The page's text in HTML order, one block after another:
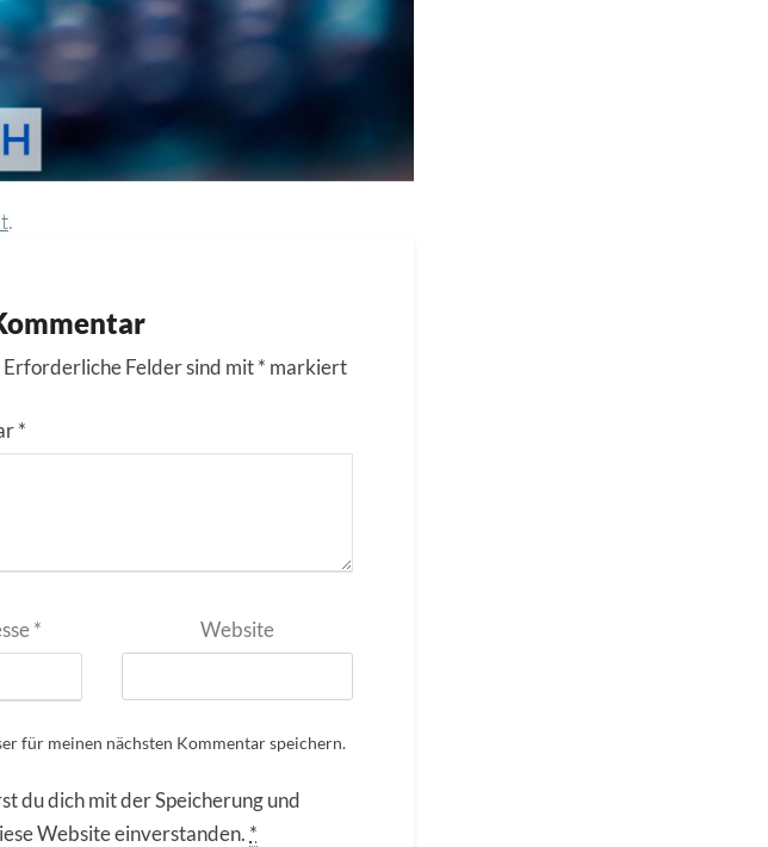
.
Erforderliche Felder sind mit* markiert
*
* Website
für meinen nächsten Kommentar speichern.
du dich mit der Speicherung und
Website einverstanden. *